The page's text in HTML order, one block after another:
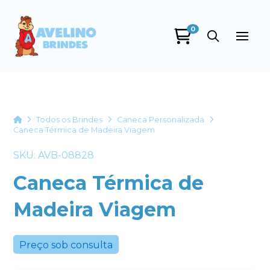
0
HomeTodos os Brindes
Caneca Personalizada
Caneca Térmica de Madeira Viagem
SKU: AVB-08828
Caneca Térmica de
Madeira Viagem
Preço sob consulta